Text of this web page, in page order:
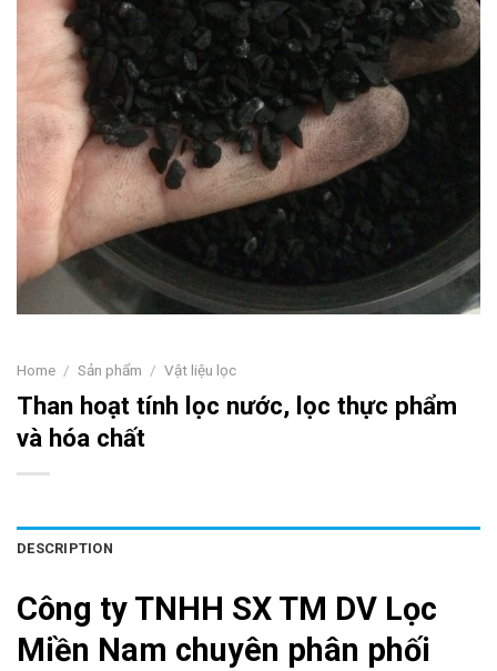
Home / Sản phẩm / Vật liệu lọc
Than hoạt tính lọc nước, lọc thực phẩm
và hóa chất
DESCRIPTION
Công ty TNHH SX TM DV Lọc
Miền Nam chuyên phân phối